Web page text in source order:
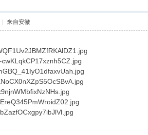
来自安徽